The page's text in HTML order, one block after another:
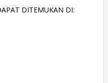
DITEMUKAN DI: